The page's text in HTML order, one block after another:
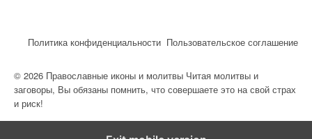
Политика конфиденциальности Пользовательское соглашение
© 2026 Православные иконы и молитвы Читая молитвы и
заговоры, Вы обязаны помнить, что совершаете это на свой страх
и риск!